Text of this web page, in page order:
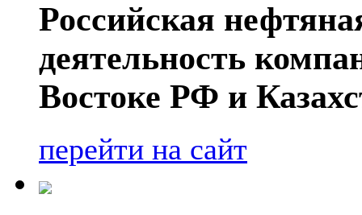
Российская
деятельность
Востоке РФ и
перейти на сайт